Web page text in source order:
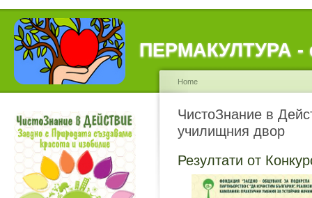
ПЕРМАКУЛТУРА -
Home
ЧистоЗнание в
училищния двор
Резултати от